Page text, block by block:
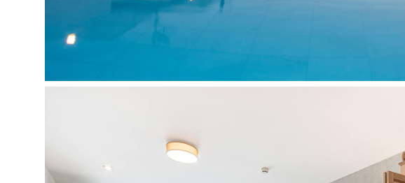
vaikų priežiūros paslaugos
vaikų kambarys